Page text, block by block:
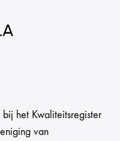
het Kwaliteitsregister
van